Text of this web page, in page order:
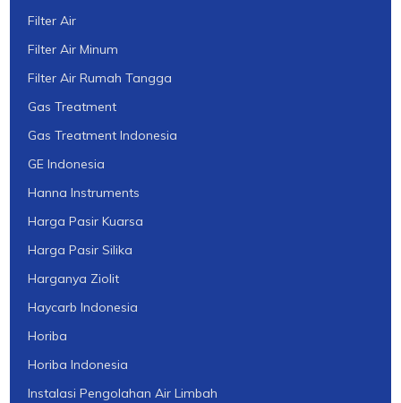
Filter Air
Filter Air Minum
Filter Air Rumah Tangga
Gas Treatment
Gas Treatment Indonesia
GE Indonesia
Hanna Instruments
Harga Pasir Kuarsa
Harga Pasir Silika
Harganya Ziolit
Haycarb Indonesia
Horiba
Horiba Indonesia
Instalasi Pengolahan Air Limbah